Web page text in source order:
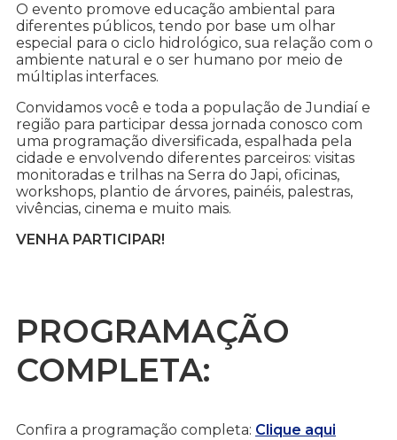
O evento promove educação ambiental para
diferentes públicos, tendo por base um olhar
especial para o ciclo hidrológico, sua relação com o
ambiente natural e o ser humano por meio de
múltiplas interfaces.
Convidamos você e toda a população de Jundiaí e
região para participar dessa jornada conosco com
uma programação diversificada, espalhada pela
cidade e envolvendo diferentes parceiros: visitas
monitoradas e trilhas na Serra do Japi, oficinas,
workshops, plantio de árvores, painéis, palestras,
vivências, cinema e muito mais.
VENHA PARTICIPAR!
PROGRAMAÇÃO
COMPLETA:
Confira a programação completa: Clique aqui